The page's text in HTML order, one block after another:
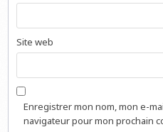
Site web
Enregistrer mon nom, mon e-
navigateur pour mon prochain